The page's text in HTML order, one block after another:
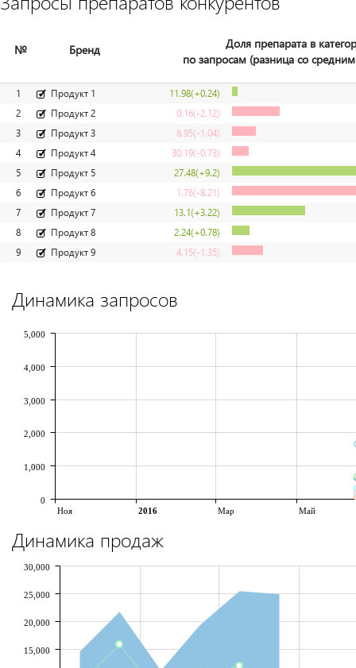
№ Бренд
Доля препарата в
по запросам (разница со
1 Продукт 1 11.98(+0.24)
2
Продукт 2 0.16(-2.12)
3
Продукт 3 8.95(-1.04)
4
Продукт 4 30.19(-0.73)
5
Продукт 5 27.48(+9.2)
6
Продукт 6 1.76(-8.21)
7
Продукт 7 13.1(+3.22)
8
Продукт 8 2.24(+0.78)
9
Продукт 9 4.15(-1.35)
Динамика запросов
Ноя 2016 Мар Май
0
1,000
2,000
3,000
4,000
5,000
Динамика продаж
15,000
20,000
25,000
30,000